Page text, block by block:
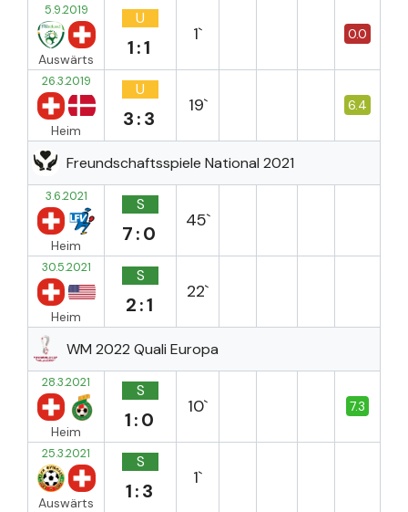
5.9.2019
Auswärts
U
1:1
1` 0.0
26.3.2019
Heim
U
3:3
19` 6.4
Freundschaftsspiele National 2021
3.6.2021
Heim
S
7:0
45`
30.5.2021
Heim
S
2:1
22`
WM 2022 Quali Europa
28.3.2021
Heim
S
1:0
10` 7.3
25.3.2021
Auswärts
S
1:3
1`